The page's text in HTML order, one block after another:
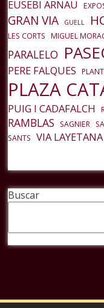
EUSEBI ARNAU
GRAN VIA GUELL
LES CORTS MIGUEL
PARALELO
PERE FALQUES
PLAZA
PUIG I CADAFALCH
RAMBLAS SAGNIER
SANTS VIA LAYETANA
Buscar